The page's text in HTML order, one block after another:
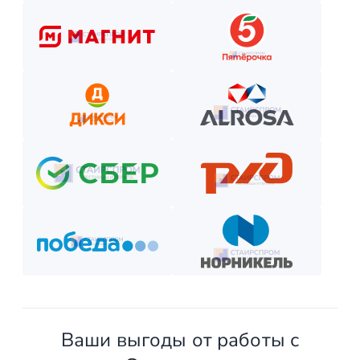
Как оплатить? Пошаговая инструкция
Оставьте заявку на сайте или по телефону.
Выберите способ оплаты из предложенных.
Внесите предоплату (если требуется).
Отслеживайте этапы производства и монтажа.
Оплатите остаток после приёмки —
и наслаждайтесь новой конструкцией!
Ваши выгоды от работы с